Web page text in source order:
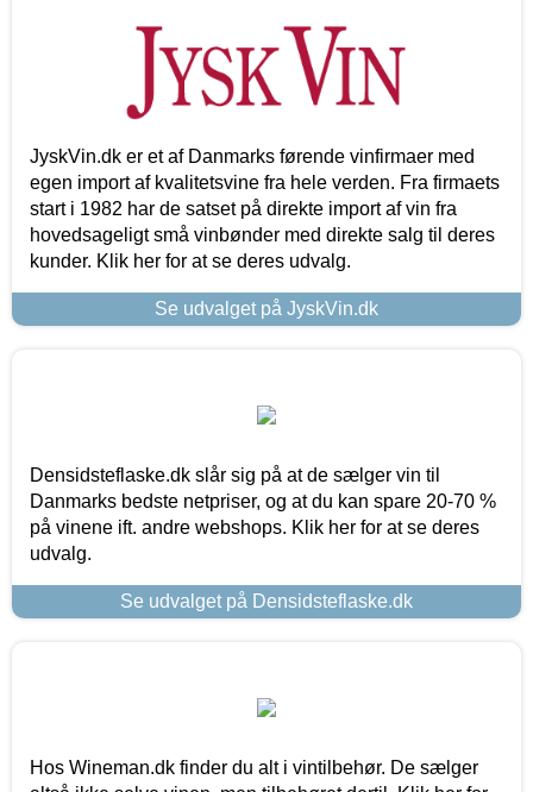
JyskVin.dk er et af Danmarks førende vinfirmaer med
egen import af kvalitetsvine fra hele verden. Fra firmaets
start i 1982 har de satset på direkte import af vin fra
hovedsageligt små vinbønder med direkte salg til deres
kunder. Klik her for at se deres udvalg.
Se udvalget på JyskVin.dk
Densidsteflaske.dk slår sig på at de sælger vin til
Danmarks bedste netpriser, og at du kan spare 20-70 %
på vinene ift. andre webshops. Klik her for at se deres
udvalg.
Se udvalget på Densidsteflaske.dk
Hos Wineman.dk finder du alt i vintilbehør. De sælger